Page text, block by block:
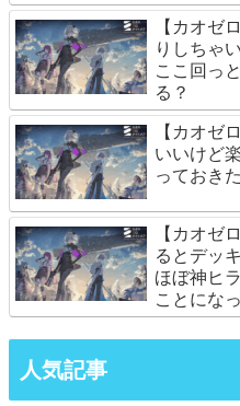
【カオゼ
りしちゃ
ここ回っ
る？
【カオゼ
いいけど
っておき
【カオゼ
るとデッ
ほぼ神ヒ
ことにな
人気記事